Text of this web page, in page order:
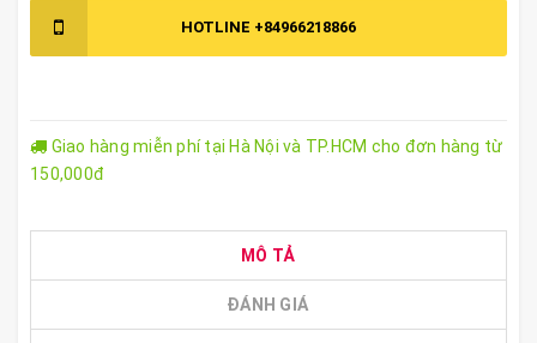
HOTLINE +84966218866
Giao hàng miễn phí tại Hà Nội và TP.HCM cho đơn hàng từ
150,000đ
MÔ TẢ
ĐÁNH GIÁ